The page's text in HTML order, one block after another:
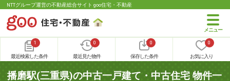
NTTグループ運営の不動産総合サイト goo住宅・不動産
1
最近検索した条件
0
最近見た物件
0
保存した条件
0
お気に入り
播磨駅(三重県)の中古一戸建て・中古住宅 物件一